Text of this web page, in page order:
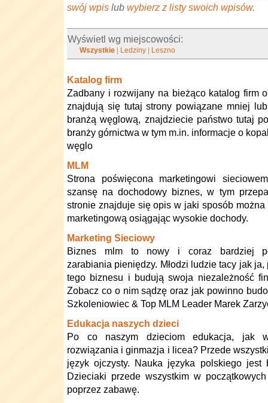
swój wpis lub wybierz z listy swoich wpisów.
Wyświetl wg miejscowości:
Wszystkie Ledziny Leszno
Katalog firm
Zadbany i rozwijany na bieżąco katalog firm
znajdują się tutaj strony powiązane mniej
branżą węglową, znajdziecie państwo tutaj
branży górnictwa w tym m.in. informacje o
węglo
MLM
Strona poświęcona marketingowi
szansę na dochodowy biznes, w tym
stronie znajduje się opis w jaki sposób
marketingową osiągając wysokie dochody.
Marketing Sieciowy
Biznes mlm to nowy i coraz bardziej
zarabiania pieniędzy. Młodzi ludzie tacy jak ja,
tego biznesu i budują swoja niezależność
Zobacz co o nim sądzę oraz jak powinno
Szkoleniowiec & Top MLM Leader Marek
Edukacja naszych dzieci
Po co naszym dzieciom edukacja, jak
rozwiązania i ginmazja i licea? Przede
język ojczysty. Nauka języka polskiego jest
Dzieciaki przede wszystkim w
poprzez zabawę.